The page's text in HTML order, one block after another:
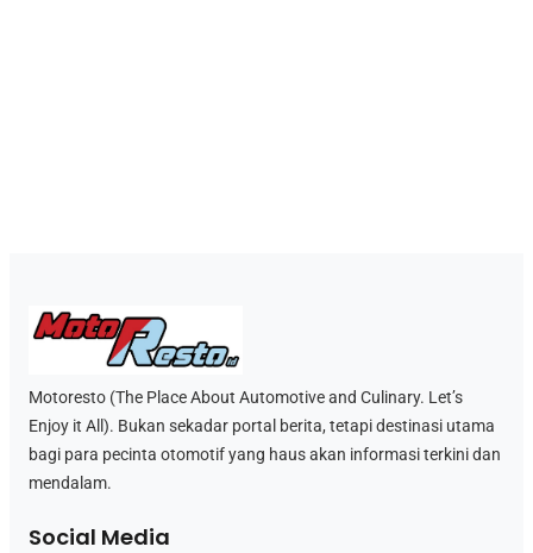
Motoresto (The Place About Automotive and Culinary. Let’s
Enjoy it All). Bukan sekadar portal berita, tetapi destinasi utama
bagi para pecinta otomotif yang haus akan informasi terkini dan
mendalam.
Social Media